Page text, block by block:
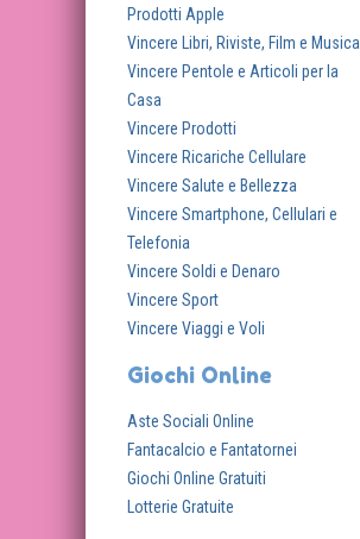
Prodotti Apple
Vincere Libri, Riviste, Film e Musica
Vincere Pentole e Articoli per la
Casa
Vincere Prodotti
Vincere Ricariche Cellulare
Vincere Salute e Bellezza
Vincere Smartphone, Cellulari e
Telefonia
Vincere Soldi e Denaro
Vincere Sport
Vincere Viaggi e Voli
Giochi Online
Aste Sociali Online
Fantacalcio e Fantatornei
Giochi Online Gratuiti
Lotterie Gratuite